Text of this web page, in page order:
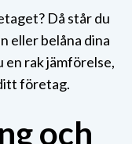
Då står du
eller belåna dina
en rak jämförelse,
företag.
och